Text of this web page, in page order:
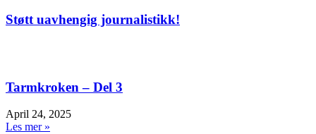
Støtt uavhengig journalistikk!
Tarmkroken – Del 3
April 24, 2025
Les mer »